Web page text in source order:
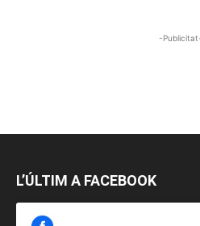
-
L’ÚLTIM A FACEBOOK